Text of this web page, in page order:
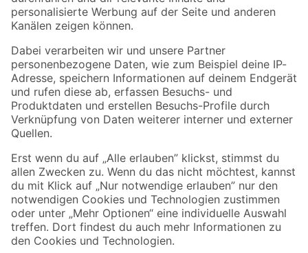
Folge uns
Zahlungsarten Versandarten
Sicher einkaufen
Jetzt die toom-App herunterladen